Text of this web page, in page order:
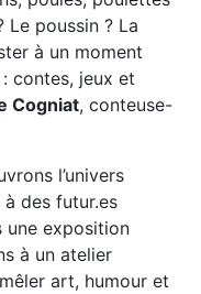
Le poussin ? La
à un moment
contes, jeux et
Cogniat, conteuse-
l’univers
des futur.es
une exposition
à un atelier
art, humour et